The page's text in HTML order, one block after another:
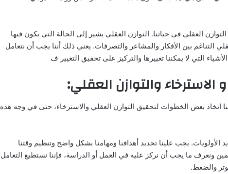
العقلي في حياتنا. التوازن العقلي يشير إلى الحالة التي يكون فيها
التناغم بين الأفكار والمشاعر والتصرفات. يعني ذلك أننا يجب أن نتعامل
التي لا يمكننا تغييرها والتركيز على تحقيق التغيير ف
الاسترخاء والتوازن العقلي:
اتخاذ بعض الخطوات لتحقيق التوازن العقلي والاسترخاء، حتى في وجه هذه
الأولويات. يجب علينا تحديد أهدافنا ومهامنا بشكل واضح وتنظيم وقتنا
ونعرف ما يجب أن نركز عليه في العمل أو الدراسة، فإننا نستطيع التعامل
والضغط.